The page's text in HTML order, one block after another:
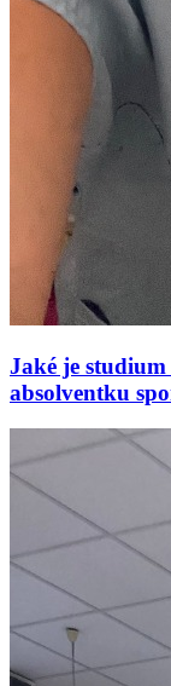
Jaké je
absolventku